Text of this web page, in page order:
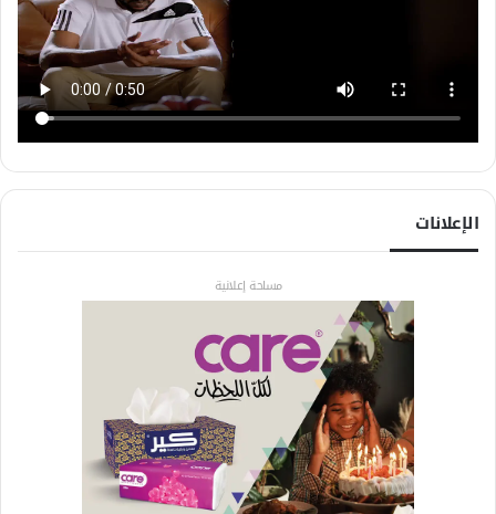
الإعلانات
مساحة إعلانية